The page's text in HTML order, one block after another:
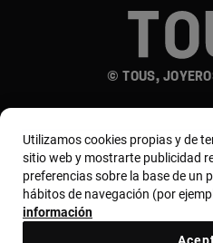
© TOUS,
País y moneda:
Euro
Utilizamos cookies propias y de
sitio web y mostrarte publicidad
preferencias sobre la base de un
hábitos de navegación (por
información